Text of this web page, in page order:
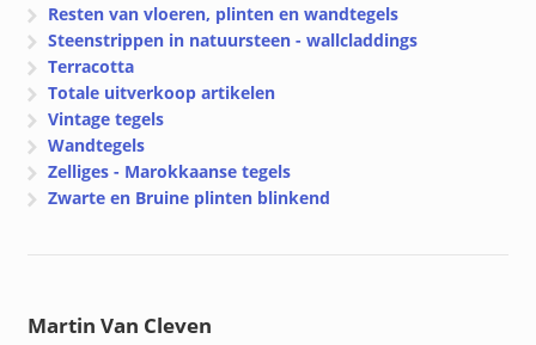
Resten van vloeren, plinten en wandtegels
Steenstrippen in natuursteen - wallcladdings
Terracotta
Totale uitverkoop artikelen
Vintage tegels
Wandtegels
Zelliges - Marokkaanse tegels
Zwarte en Bruine plinten blinkend
Martin Van Cleven